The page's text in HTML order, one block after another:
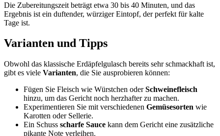
Die Zubereitungszeit beträgt etwa 30 bis 40 Minuten, und das
Ergebnis ist ein duftender, würziger Eintopf, der perfekt für kalte
Tage ist.
Varianten und Tipps
Obwohl das klassische Erdäpfelgulasch bereits sehr schmackhaft ist,
gibt es viele Varianten, die Sie ausprobieren können:
Fügen Sie Fleisch wie Würstchen oderSchweinefleisch
hinzu, um das Gericht noch herzhafter zu machen.
Experimentieren Sie mit verschiedenen Gemüsesorten wie
Karotten oder Sellerie.
Ein Schuss scharfe Sauce kann dem Gericht eine zusätzliche
pikante Note verleihen.